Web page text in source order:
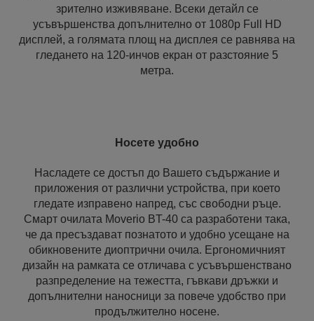
зрително изживяване. Всеки детайл се
усъвършенства допълнително от 1080p Full HD
дисплей, а голямата площ на дисплея се равнява на
гледането на 120-инчов екран от разстояние 5
метра.
Носете удобно
Насладете се достъп до Вашето съдържание и
приложения от различни устройства, при което
гледате изправено напред, със свободни ръце.
Смарт очилата Moverio BT-40 са разработени така,
че да пресъздават познатото и удобно усещане на
обикновените диоптрични очила. Ергономичният
дизайн на рамката се отличава с усъвършенствано
разпределение на тежестта, гъвкави дръжки и
допълнителни наносници за повече удобство при
продължително носене.